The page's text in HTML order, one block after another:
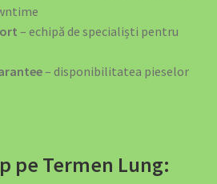
– echipă de specialiști pentru
– disponibilitatea pieselor
pe Termen Lung: